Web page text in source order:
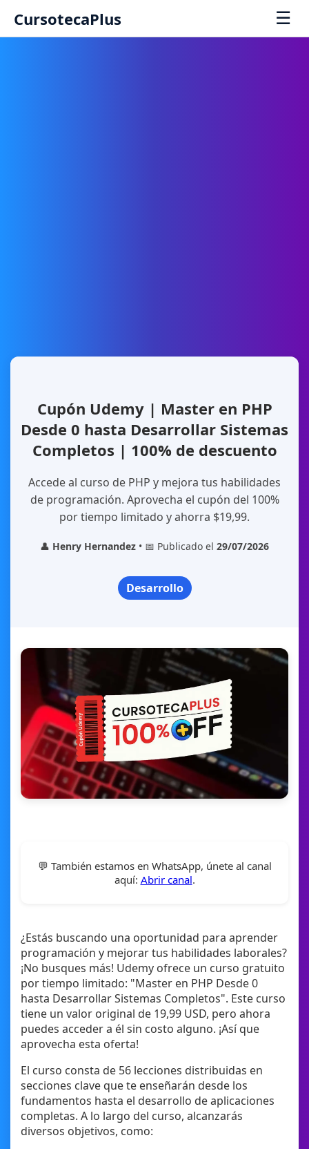
CursotecaPlus ☰
Cupón Udemy | Master en PHP
Desde 0 hasta Desarrollar Sistemas
Completos | 100% de descuento
Accede al curso de PHP y mejora tus habilidades
de programación. Aprovecha el cupón del 100%
por tiempo limitado y ahorra $19,99.
👤 Henry Hernandez • 📅 Publicado el 29/07/2026
Desarrollo
💬 También estamos en WhatsApp, únete al canal
aquí: Abrir canal.
¿Estás buscando una oportunidad para aprender
programación y mejorar tus habilidades laborales?
¡No busques más! Udemy ofrece un curso gratuito
por tiempo limitado: "Master en PHP Desde 0
hasta Desarrollar Sistemas Completos". Este curso
tiene un valor original de 19,99 USD, pero ahora
puedes acceder a él sin costo alguno. ¡Así que
aprovecha esta oferta!
El curso consta de 56 lecciones distribuidas en
secciones clave que te enseñarán desde los
fundamentos hasta el desarrollo de aplicaciones
completas. A lo largo del curso, alcanzarás
diversos objetivos, como: